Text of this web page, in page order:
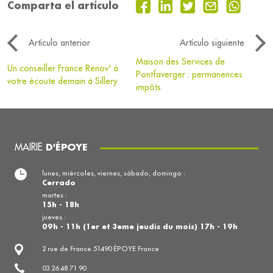
Comparta el artículo
Artículo anterior Artículo siguiente
Un conseiller France Renov' à
votre écoute demain à Sillery
Maison des Services de
Pontfaverger : permanences
impôts
MAIRIE D'ÉPOYE
2 rue de France 51490 ÉPOYE France
03 26 48 71 90
lunes, miércoles, viernes, sábado, domingo :
Cerrado
martes :
15h - 18h
jueves :
09h - 11h (1er et 3eme jeudis du mois) 17h - 19h